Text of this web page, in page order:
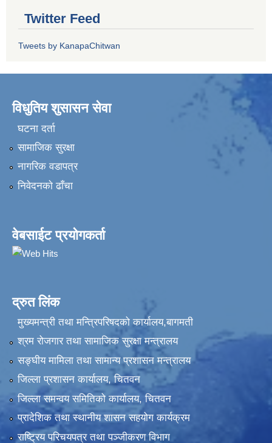
Twitter Feed
Tweets by KanapaChitwan
विधुतिय शुसासन सेवा
घटना दर्ता
सामाजिक सुरक्षा
नागरिक वडापत्र
निवेदनकाे ढाँचा
वेबसाईट प्रयोगकर्ता
द्रुत लिंक
मुख्यमन्त्री तथा मन्त्रिपरिषदको कार्यालय,बागमती
श्रम रोजगार तथा सामाजिक सुरक्षा मन्त्रालय
सङ्‍घीय मामिला तथा सामान्य प्रशासन मन्त्रालय
जिल्ला प्रशासन कार्यालय, चितवन
जिल्ला समन्वय समितिको कार्यालय, चितवन
प्रादेशिक तथा स्थानीय शासन सहयोग कार्यक्रम
राष्ट्रिय परिचयपत्र तथा पञ्‍जीकरण विभाग